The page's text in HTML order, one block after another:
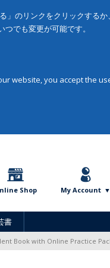
のリンクをクリックする
でも変更が可能です。
website, you accept the
Shop My Account
書
Book with Online Practice